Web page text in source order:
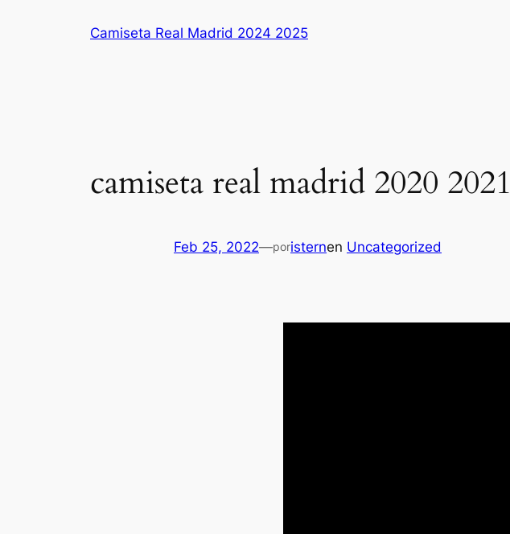
Camiseta Real Madrid 2024 2025
camiseta real madrid 2020 2021
Feb 25, 2022—poristernen Uncategorized